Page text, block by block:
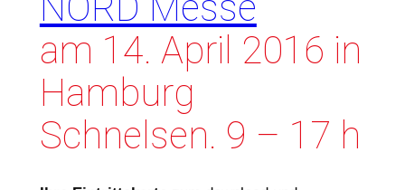
am 14. April 2016 in
Hamburg
Schnelsen. 9 – 17 h